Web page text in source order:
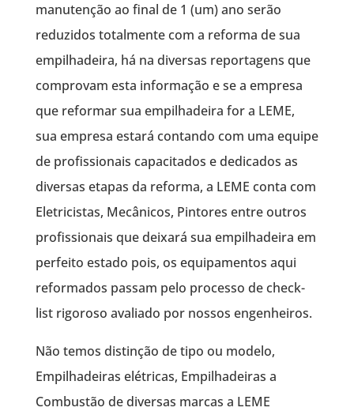
manutenção ao final de 1 (um) ano serão
reduzidos totalmente com a reforma de sua
empilhadeira, há na diversas reportagens que
comprovam esta informação e se a empresa
que reformar sua empilhadeira for a LEME,
sua empresa estará contando com uma equipe
de profissionais capacitados e dedicados as
diversas etapas da reforma, a LEME conta com
Eletricistas, Mecânicos, Pintores entre outros
profissionais que deixará sua empilhadeira em
perfeito estado pois, os equipamentos aqui
reformados passam pelo processo de check-
list rigoroso avaliado por nossos engenheiros.
Não temos distinção de tipo ou modelo,
Empilhadeiras elétricas, Empilhadeiras a
Combustão de diversas marcas a LEME